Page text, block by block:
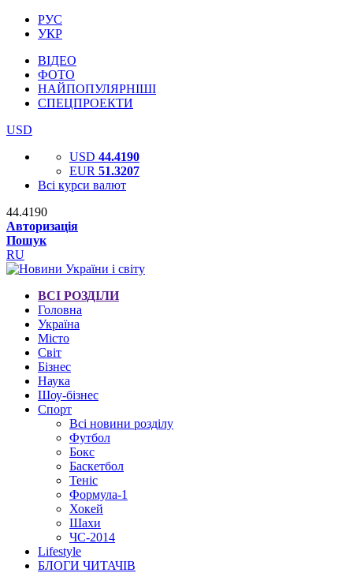
РУС
УКР
ВІДЕО
ФОТО
НАЙПОПУЛЯРНІШІ
СПЕЦПРОЕКТИ
USD
USD 44.4190
EUR 51.3207
Всі курси валют
44.4190
Авторизація
Пошук
RU
ВСІ РОЗДІЛИ
Головна
Україна
Місто
Світ
Бізнес
Наука
Шоу-бізнес
Спорт
Всі новини розділу
Футбол
Бокс
Баскетбол
Теніс
Формула-1
Хокей
Шахи
ЧС-2014
Lifestyle
БЛОГИ ЧИТАЧІВ